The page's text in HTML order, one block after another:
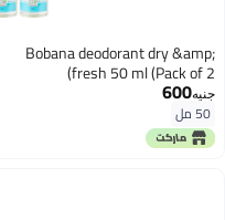
Bobana deodorant dry &amp;
fresh 50 ml (Pack of 2)
جنيه600
50 مل